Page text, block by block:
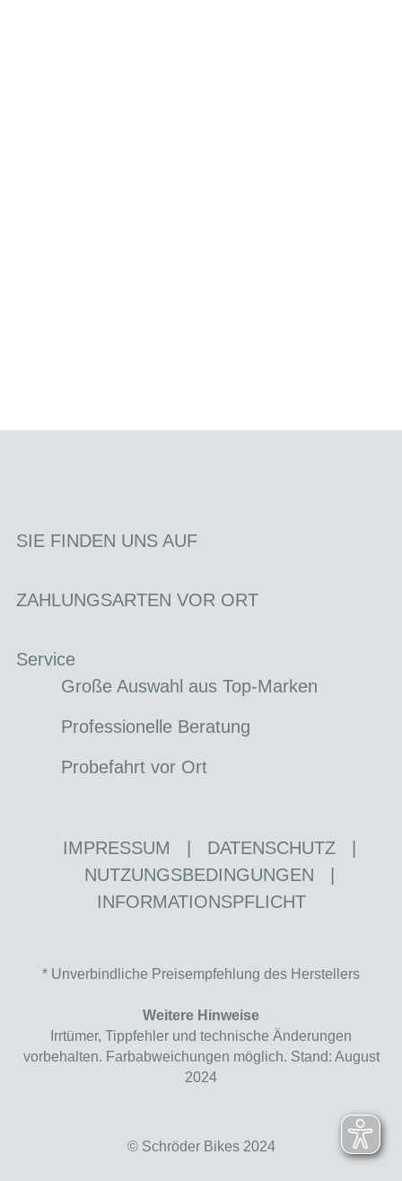
SIE FINDEN UNS AUF
ZAHLUNGSARTEN VOR ORT
Service
Große Auswahl aus Top-Marken
Professionelle Beratung
Probefahrt vor Ort
IMPRESSUM DATENSCHUTZ
NUTZUNGSBEDINGUNGEN
INFORMATIONSPFLICHT
* Unverbindliche Preisempfehlung des Herstellers
Weitere Hinweise
Irrtümer, Tippfehler und technische Änderungen
vorbehalten. Farbabweichungen möglich. Stand: August
2024
© Schröder Bikes 2024